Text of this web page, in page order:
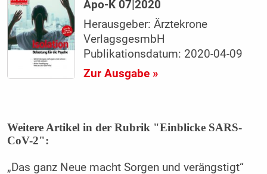
Apo-K 07|2020
Herausgeber: Ärztekrone
VerlagsgesmbH
Publikationsdatum: 2020-04-09
Zur Ausgabe »
Weitere Artikel in der Rubrik "Einblicke SARS-
CoV-2":
„Das ganz Neue macht Sorgen und verängstigt“